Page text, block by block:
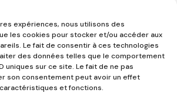
expériences, nous utilisons des
les cookies pour stocker et/ou accéder aux
Le fait de consentir à ces technologies
des données telles que le comportement
uniques sur ce site. Le fait de ne pas
son consentement peut avoir un effet
et fonctions.
d'Arc